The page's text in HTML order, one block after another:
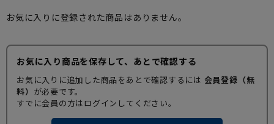
お気に入りに登録された商品はありません。
お気に入り商品を保存して、あとで確認する
お気に入りに追加した商品をあとで確認するには 会員登録（無
料） が必要です。
すでに会員の方はログインしてください。